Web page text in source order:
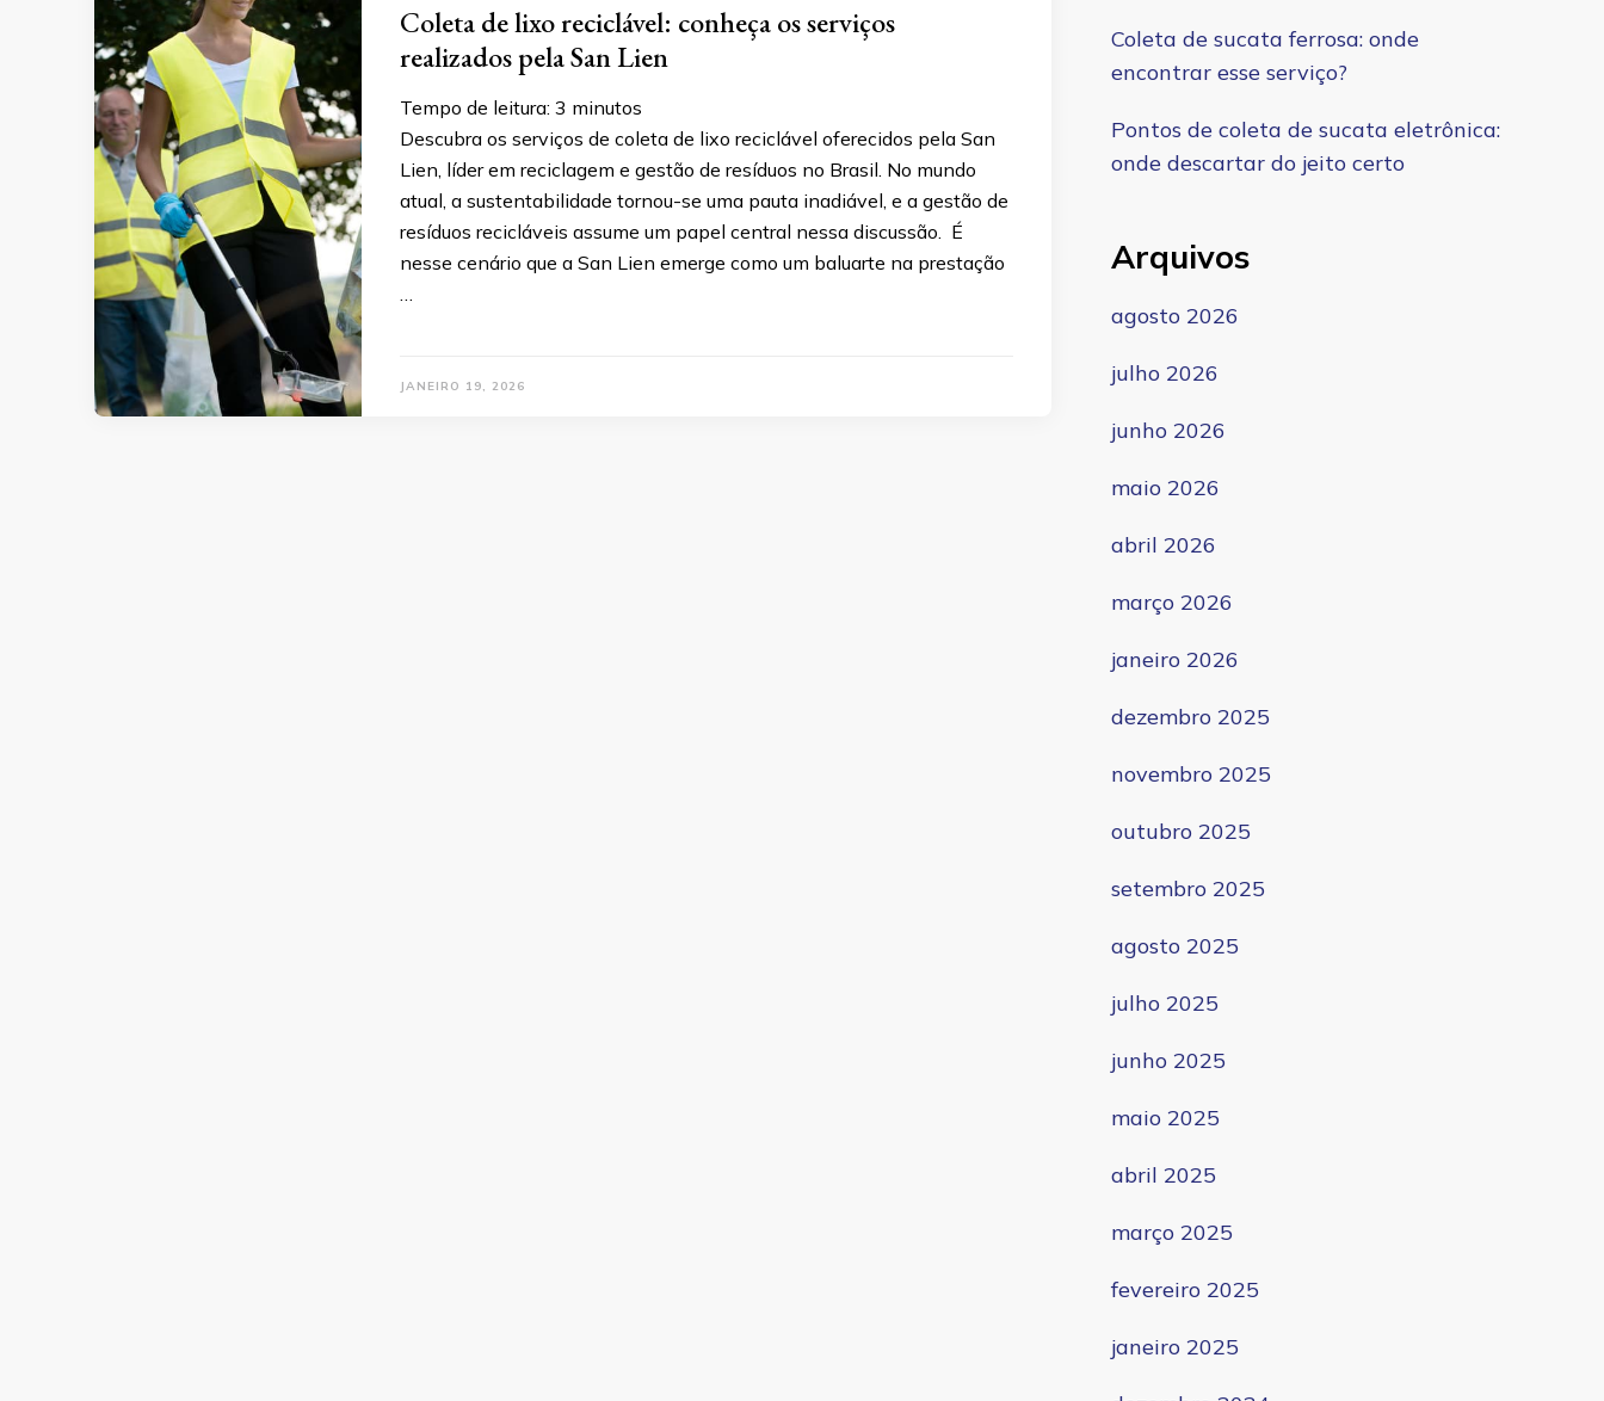
Coleta de lixo reciclável: conheça os serviços
realizados pela San Lien
Tempo de leitura: 3 minutos
Descubra os serviços de coleta de lixo reciclável oferecidos pela San
Lien, líder em reciclagem e gestão de resíduos no Brasil. No mundo
atual, a sustentabilidade tornou-se uma pauta inadiável, e a gestão de
resíduos recicláveis assume um papel central nessa discussão. É
nesse cenário que a San Lien emerge como um baluarte na prestação
…
JANEIRO 19, 2026
Coleta de sucata ferrosa: onde
encontrar esse serviço?
Pontos de coleta de sucata eletrônica:
onde descartar do jeito certo
Arquivos
agosto 2026
julho 2026
junho 2026
maio 2026
abril 2026
março 2026
janeiro 2026
dezembro 2025
novembro 2025
outubro 2025
setembro 2025
agosto 2025
julho 2025
junho 2025
maio 2025
abril 2025
março 2025
fevereiro 2025
janeiro 2025